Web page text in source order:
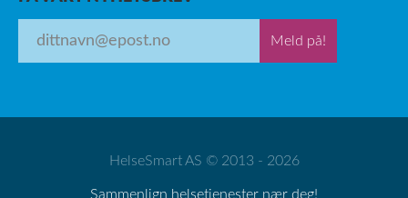
Meld på!
HelseSmart AS © 2013 - 2026
Sammenlign helsetjenester nær deg!